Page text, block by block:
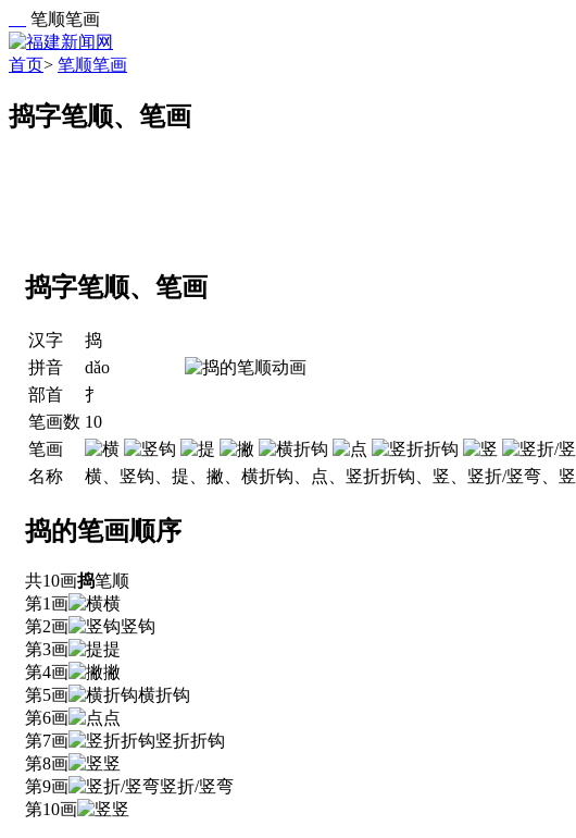
笔顺笔画
首页> 笔顺笔画
捣字笔顺、笔画
捣字笔顺、笔画
汉字
捣
拼音
dǎo
部首
扌
笔画数 10
笔画
名称
横、竖钩、提、撇、横折钩、点、竖折折钩、竖、竖折/竖弯、竖
捣的笔画顺序
共10画捣笔顺
第1画
横
第2画
竖钩
第3画
提
第4画
撇
第5画
横折钩
第6画
点
第7画
竖折折钩
第8画
竖
第9画
竖折/竖弯
第10画
竖